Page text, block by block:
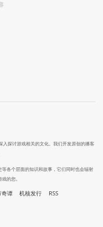
探讨游戏相关的文化。我们开发原创的播客
各个层面的知识和故事，它们同时也会辐射
的您。
奇谭 机核发行 RSS